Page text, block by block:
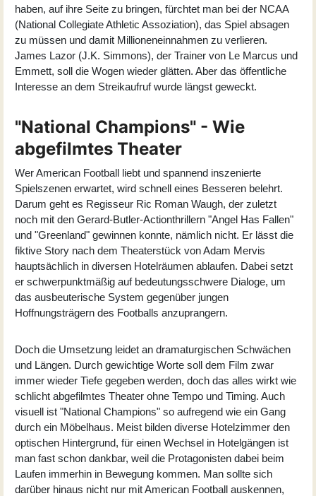
haben, auf ihre Seite zu bringen, fürchtet man bei der NCAA
(National Collegiate Athletic Assoziation), das Spiel absagen
zu müssen und damit Millioneneinnahmen zu verlieren.
James Lazor (J.K. Simmons), der Trainer von Le Marcus und
Emmett, soll die Wogen wieder glätten. Aber das öffentliche
Interesse an dem Streikaufruf wurde längst geweckt.
"National Champions" - Wie
abgefilmtes Theater
Wer American Football liebt und spannend inszenierte
Spielszenen erwartet, wird schnell eines Besseren belehrt.
Darum geht es Regisseur Ric Roman Waugh, der zuletzt
noch mit den Gerard-Butler-Actionthrillern "Angel Has Fallen"
und "Greenland" gewinnen konnte, nämlich nicht. Er lässt die
fiktive Story nach dem Theaterstück von Adam Mervis
hauptsächlich in diversen Hotelräumen ablaufen. Dabei setzt
er schwerpunktmäßig auf bedeutungsschwere Dialoge, um
das ausbeuterische System gegenüber jungen
Hoffnungsträgern des Footballs anzuprangern.
Doch die Umsetzung leidet an dramaturgischen Schwächen
und Längen. Durch gewichtige Worte soll dem Film zwar
immer wieder Tiefe gegeben werden, doch das alles wirkt wie
schlicht abgefilmtes Theater ohne Tempo und Timing. Auch
visuell ist "National Champions" so aufregend wie ein Gang
durch ein Möbelhaus. Meist bilden diverse Hotelzimmer den
optischen Hintergrund, für einen Wechsel in Hotelgängen ist
man fast schon dankbar, weil die Protagonisten dabei beim
Laufen immerhin in Bewegung kommen. Man sollte sich
darüber hinaus nicht nur mit American Football auskennen,